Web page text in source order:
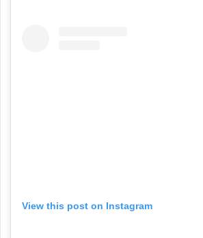
View this post on Instagram